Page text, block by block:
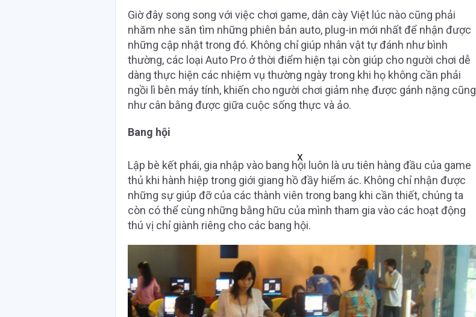
Giờ đây song song với việc chơi game, dân cày Việt lúc nào cũng phải
nhăm nhe săn tìm những phiên bản auto, plug-in mới nhất để nhận được
những cập nhật trong đó. Không chỉ giúp nhân vật tự đánh như bình
thường, các loại Auto Pro ở thời điểm hiện tại còn giúp cho người chơi dễ
dàng thực hiện các nhiệm vụ thường ngày trong khi họ không cần phải
ngồi lì bên máy tính, khiến cho người chơi giảm nhẹ được gánh nặng cũng
như cân bằng được giữa cuộc sống thực và ảo.
Bang hội
X
Lập bè kết phái, gia nhập vào bang hội luôn là ưu tiên hàng đầu của game
thủ khi hành hiệp trong giới giang hồ đầy hiểm ác. Không chỉ nhận được
những sự giúp đỡ của các thành viên trong bang khi cần thiết, chúng ta
còn có thể cùng những bằng hữu của mình tham gia vào các hoạt động
thú vị chỉ giành riêng cho các bang hội.